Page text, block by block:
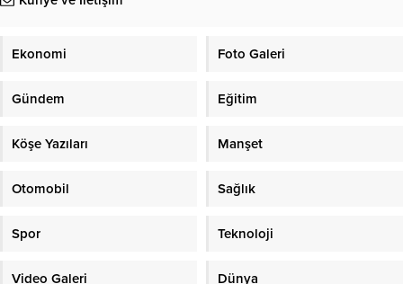
Ekonomi Foto Galeri
Gündem Eğitim
Köşe Yazıları Manşet
Otomobil Sağlık
Spor Teknoloji
Video Galeri Dünya